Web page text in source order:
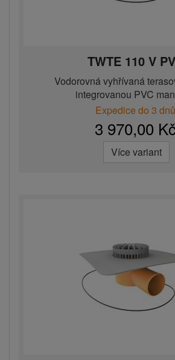
TWTE 110 V
Vodorovná vyhřívaná
integrovanou PVC
Expedice do 3 dnů
3 970,00
Více variant